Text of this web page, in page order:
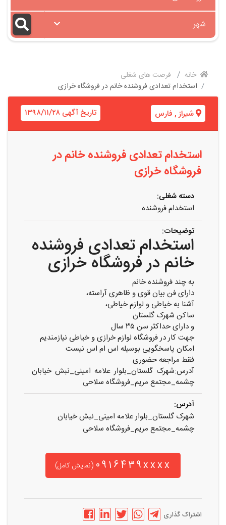
شهر
خانه
فرصت های شغلی
استخدام تعدادی فروشنده خانم در فروشگاه خرازی
شیراز , فارس تاریخ آگهی ۱۳۹۸/۱۱/۲۸
استخدام تعدادی فروشنده خانم در
فروشگاه خرازی
دسته شغلی:
استخدام فروشنده
توضیحات:
استخدام تعدادی فروشنده
خانم در فروشگاه خرازی
به چند فروشنده خانم
دارای فن بیان قوی و ظاهری آراسته،
آشنا به خیاطی و لوازم خیاطی،
ساکن شهرک گلستان
و دارای حداکثر سن ۳۵ سال
جهت کار در فروشگاه لوازم خرازی و خیاطی نیازمندیم
امکان پاسخگویی بوسیله اس ام اس نیست
فقط مراجعه حضوری
آدرس:شهرک گلستان_بلوار علامه امینی_نبش خیابان
چشمه_مجتمع مریم_فروشگاه سلاحی
آدرس:
شهرک گلستان_بلوار علامه امینی_نبش خیابان
چشمه_مجتمع مریم_فروشگاه سلاحی
0916439xxxx (نمایش کامل)
اشتراک گذاری